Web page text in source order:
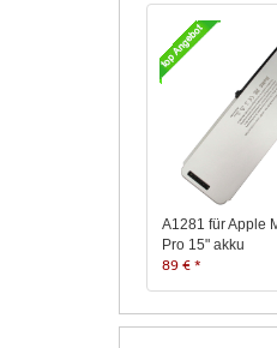
A1281 für Apple
Pro 15" akku
89 € *